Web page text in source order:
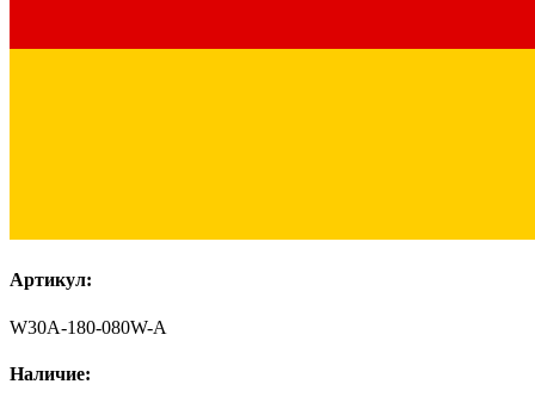
Артикул:
W30A-180-080W-A
Наличие: